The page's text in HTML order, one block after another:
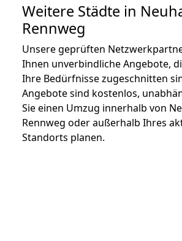
Weitere Städte in
Rennweg
Unsere geprüften
Ihnen unverbindliche Angebote,
Ihre Bedürfnisse zugeschnitten
Angebote sind kostenlos,
Sie einen Umzug innerhalb von
Rennweg oder außerhalb Ihres
Standorts planen.